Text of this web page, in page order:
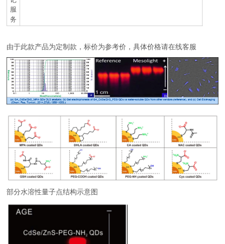
服
务
由于此款产品为定制款，标价为参考价，具体价格请在线客服
部分水溶性量子点结构示意图